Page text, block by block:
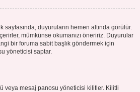
sayfasında, duyuruların hemen altında görülür.
mümkünse okumanızı öneririz. Duyurular
bir foruma sabit başlık göndermek için
yöneticisi saptar.
veya mesaj panosu yöneticisi kilitler. Kilitli